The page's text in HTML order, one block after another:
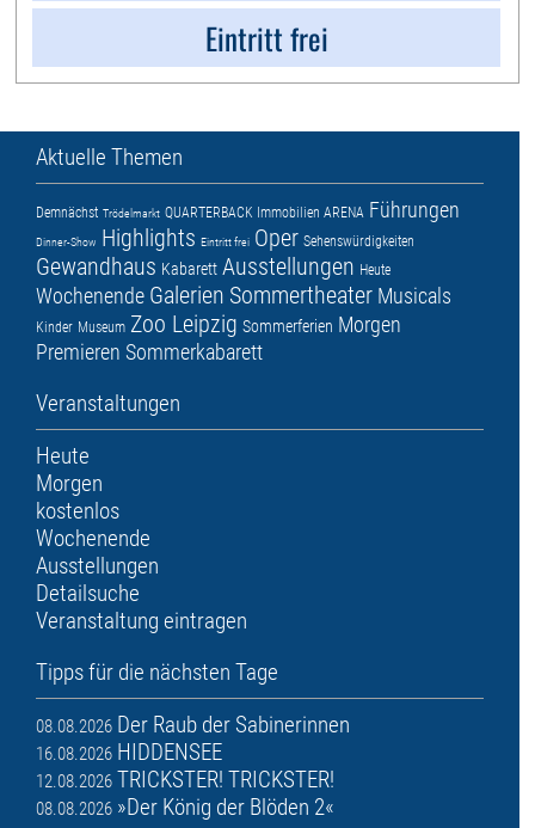
Eintritt frei
Aktuelle Themen
Demnächst Trödelmarkt QUARTERBACK Immobilien ARENA Führungen
Dinner-Show Highlights Eintritt frei Oper Sehenswürdigkeiten
Gewandhaus Kabarett Ausstellungen Heute
Wochenende Galerien Sommertheater Musicals
Kinder Museum Zoo Leipzig Sommerferien Morgen
Premieren Sommerkabarett
Veranstaltungen
Heute
Morgen
kostenlos
Wochenende
Ausstellungen
Detailsuche
Veranstaltung eintragen
Tipps für die nächsten Tage
08.08.2026 Der Raub der Sabinerinnen
16.08.2026 HIDDENSEE
12.08.2026 TRICKSTER! TRICKSTER!
08.08.2026 »Der König der Blöden 2«